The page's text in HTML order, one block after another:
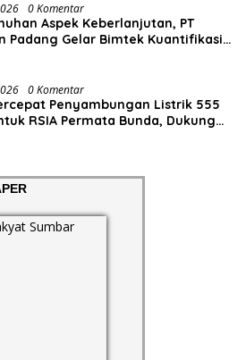
0 Komentar
Aspek Keberlanjutan, PT
Padang Gelar Bimtek Kuantifikasi
0 Komentar
Penyambungan Listrik 555
RSIA Permata Bunda, Dukung